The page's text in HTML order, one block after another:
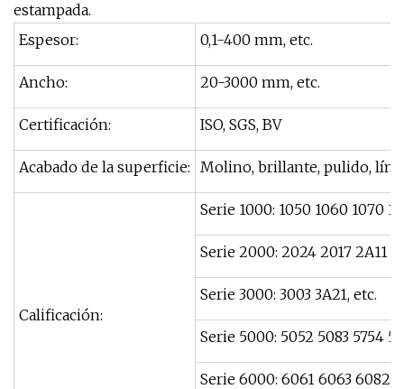
estampada.
Espesor:
0,1-400 mm, etc.
Ancho: 20-3000 mm, etc.
Certificación: ISO, SGS, BV
Acabado de la superficie: Molino, brillante, pulido,
Calificación:
Serie 1000: 1050 1060 1070
Serie 2000: 2024 2017 2A11
Serie 3000: 3003 3A21, etc.
Serie 5000: 5052 5083 5754
Serie 6000: 6061 6063 6082,